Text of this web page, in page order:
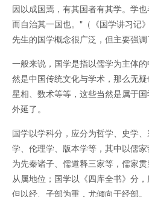
因以成国焉，有其国者有其学。学
而自治其一国也。"（《国学讲习记
先生的国学概念很广泛，但主要强调
一般来说，国学是指以儒学为主体
然是中国传统文化与学术，那么无疑
星相、数术等等，这些当然是属于
外延了。
国学以学科分，应分为哲学、史学
学、伦理学、版本学等，其中以儒
为先秦诸子、儒道释三家等，儒家
从属地位；国学以《四库全书》分
但以经、子部为重，尤倾向于经部。